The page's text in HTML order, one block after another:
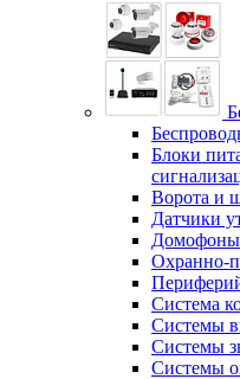
Блоки
Ворота и
Датчики
Домофоны
Охранно-
Система
Системы
Системы
Системы